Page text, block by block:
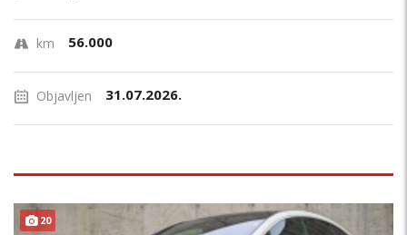
km 56.000
Objavljen 31.07.2026.
20